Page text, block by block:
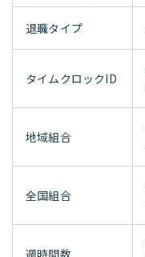
退職タイプ
タイムクロックID
地域組合
全国組合
週時間数